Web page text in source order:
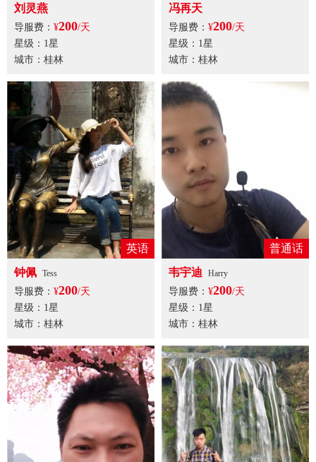
刘灵燕
导服费： ¥200/天
星级：1星
城市：桂林
冯再天
导服费： ¥200/天
星级：1星
城市：桂林
英语
钟佩 Tess
导服费： ¥200/天
星级：1星
城市：桂林
普通话
韦宇迪
Harry
导服费： ¥200/天
星级：1星
城市：桂林